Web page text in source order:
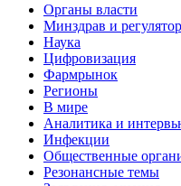
Органы власти
Минздрав и
Наука
Цифровизация
Фармрынок
Регионы
В мире
Аналитика и
Инфекции
Общественные
Резонансные темы